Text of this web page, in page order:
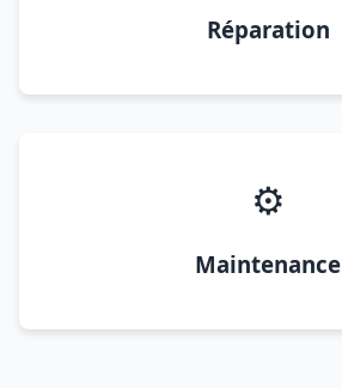
Réparation
⚙️
Maintenance